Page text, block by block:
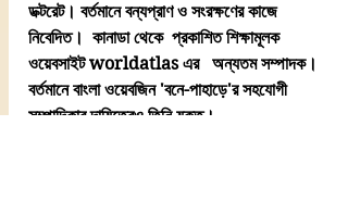
ডক্টরেট। বর্তমানে বন্যপ্রাণ ও সংরক্ষণের কাজে
নিবেদিত।  কানাডা থেকে  প্রকাশিত শিক্ষামূলক
ওয়েবসাইট worldatlas এর   অন্যতম সম্পাদক।
বর্তমানে বাংলা ওয়েবজিন 'বনে-পাহাড়ে'র সহযোগী
সম্পাদিকার দায়িত্বেও তিনি যুক্ত।